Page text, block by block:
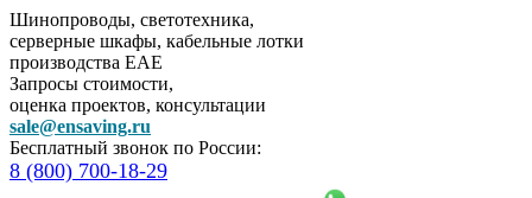
Шинопроводы, светотехника,
серверные шкафы, кабельные лотки
производства EAE
Запросы стоимости,
оценка проектов, консультации
sale@ensaving.ru
Бесплатный звонок по России:
8 (800) 700-18-29